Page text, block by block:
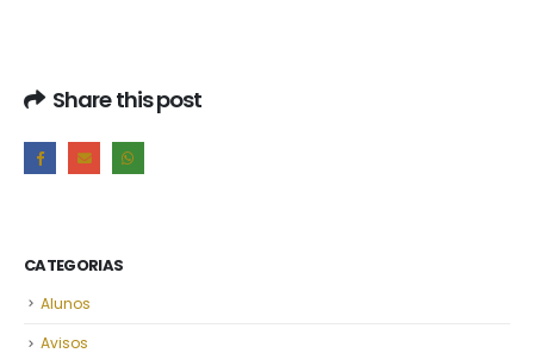
Share this post
CATEGORIAS
Alunos
Avisos